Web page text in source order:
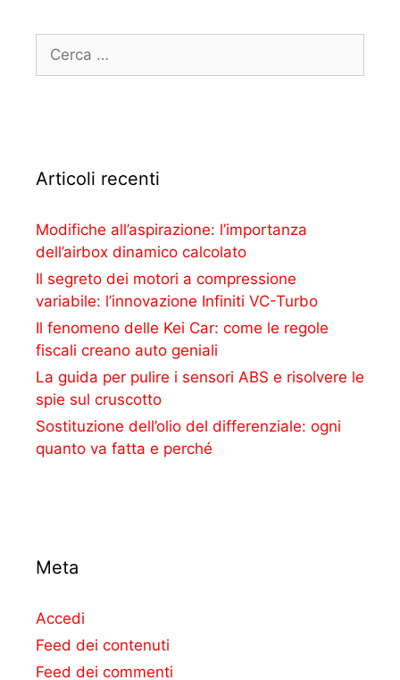
Articoli recenti
Modifiche all’aspirazione: l’importanza
dell’airbox dinamico calcolato
Il segreto dei motori a compressione
variabile: l’innovazione Infiniti VC-Turbo
Il fenomeno delle Kei Car: come le regole
fiscali creano auto geniali
La guida per pulire i sensori ABS e risolvere le
spie sul cruscotto
Sostituzione dell’olio del differenziale: ogni
quanto va fatta e perché
Meta
Accedi
Feed dei contenuti
Feed dei commenti